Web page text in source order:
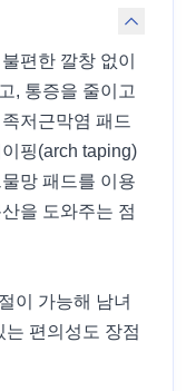
편한 깔창 없이
, 통증을 줄이고
저근막염 패드
핑(arch taping)
망 패드를 이용
을 도와주는 점
이 가능해 남녀
는 편의성도 장점